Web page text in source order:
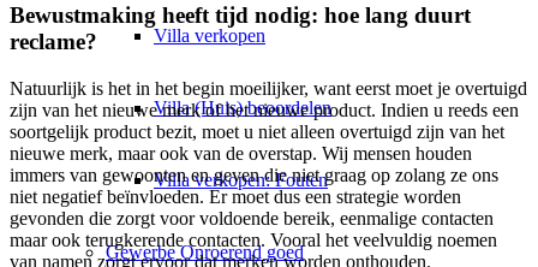
Villa verkopen
Villa (Huis) beoordelen
Villa verkopen: Fouten
GewerbeOnroerend goed
Bewustmaking heeft tijd nodig: hoe lang duurt
reclame?
Natuurlijk is het in het begin moeilijker, want eerst moet je overtuigd
zijn van het nieuwe merk of het nieuwe product. Indien u reeds een
soortgelijk product bezit, moet u niet alleen overtuigd zijn van het
nieuwe merk, maar ook van de overstap. Wij mensen houden
immers van gewoonten en geven die niet graag op zolang ze ons
niet negatief beïnvloeden. Er moet dus een strategie worden
gevonden die zorgt voor voldoende bereik, eenmalige contacten
maar ook terugkerende contacten. Vooral het veelvuldig noemen
van namen zorgt ervoor dat merken worden onthouden.